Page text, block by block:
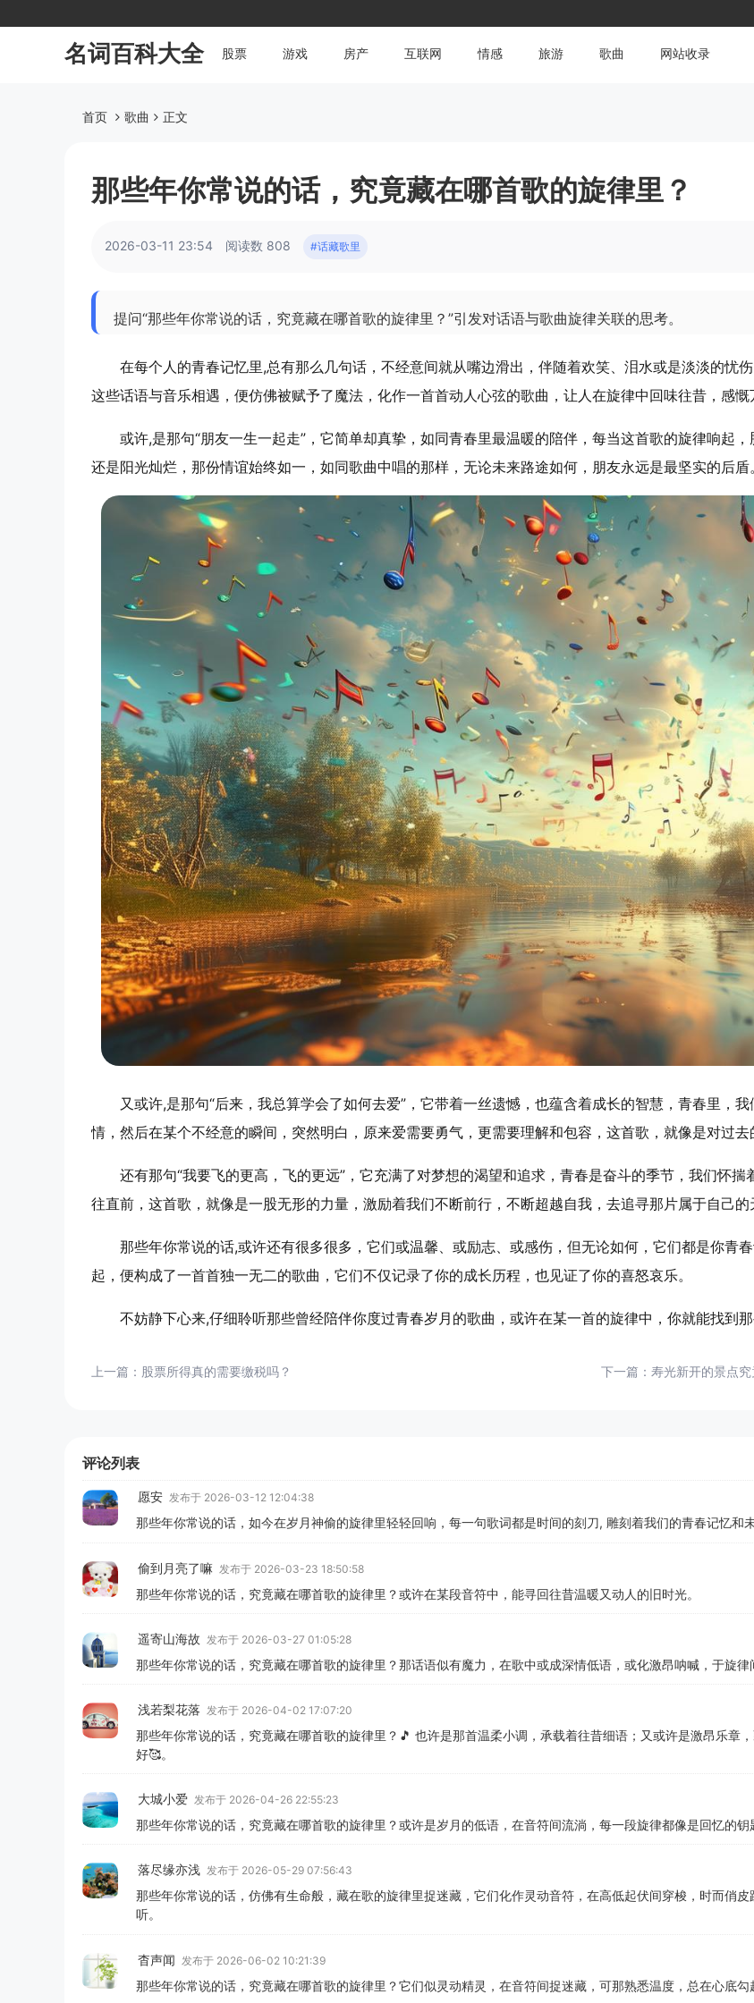
名词百科大全 股票 游戏 房产 互联网 情感 旅游 歌曲 网站收录
首页 歌曲 正文
那些年你常说的话，究竟藏在哪首歌的旋律里？
2026-03-11 23:54 阅读数 808 #话藏歌里
提问“那些年你常说的话，究竟藏在哪首歌的旋律里？”引发对话语与歌曲旋律关联的思考。
在每个人的青春记忆里,总有那么几句话，不经意间就从嘴边滑出，伴随着欢笑、泪水或是淡淡的忧
这些话语与音乐相遇，便仿佛被赋予了魔法，化作一首首动人心弦的歌曲，让人在旋律中回味往昔，感
或许,是那句“朋友一生一起走”，它简单却真挚，如同青春里最温暖的陪伴，每当这首歌的旋律响起
还是阳光灿烂，那份情谊始终如一，如同歌曲中唱的那样，无论未来路途如何，朋友永远是最坚实的后盾。
又或许,是那句“后来，我总算学会了如何去爱”，它带着一丝遗憾，也蕴含着成长的智慧，青春里，
情，然后在某个不经意的瞬间，突然明白，原来爱需要勇气，更需要理解和包容，这首歌，就像是对过去
还有那句“我要飞的更高，飞的更远”，它充满了对梦想的渴望和追求，青春是奋斗的季节，我们怀
往直前，这首歌，就像是一股无形的力量，激励着我们不断前行，不断超越自我，去追寻那片属于自己的
那些年你常说的话,或许还有很多很多，它们或温馨、或励志、或感伤，但无论如何，它们都是你青
起，便构成了一首首独一无二的歌曲，它们不仅记录了你的成长历程，也见证了你的喜怒哀乐。
不妨静下心来,仔细聆听那些曾经陪伴你度过青春岁月的歌曲，或许在某一首的旋律中，你就能找到
上一篇： 股票所得真的需要缴税吗？ 下一篇： 寿光新开的景点
评论列表
愿安 发布于 2026-03-12 12:04:38
那些年你常说的话，如今在岁月神偷的旋律里轻轻回响，每一句歌词都是时间的刻刀, 雕刻着我们的青春记忆和未
偷到月亮了嘛 发布于 2026-03-23 18:50:58
那些年你常说的话，究竟藏在哪首歌的旋律里？或许在某段音符中，能寻回往昔温暖又动人的旧时光。
遥寄山海故 发布于 2026-03-27 01:05:28
那些年你常说的话，究竟藏在哪首歌的旋律里？那话语似有魔力，在歌中或成深情低语，或化激昂呐喊，于旋律
浅若梨花落 发布于 2026-04-02 17:07:20
那些年你常说的话，究竟藏在哪首歌的旋律里？🎵 也许是那首温柔小调，承载着往昔细语；又或许是激昂乐章
好🥰。
大城小爱 发布于 2026-04-26 22:55:23
那些年你常说的话，究竟藏在哪首歌的旋律里？或许是岁月的低语，在音符间流淌，每一段旋律都像是回忆的钥
落尽缘亦浅 发布于 2026-05-29 07:56:43
那些年你常说的话，仿佛有生命般，藏在歌的旋律里捉迷藏，它们化作灵动音符，在高低起伏间穿梭，时而俏
听。
杳声闻 发布于 2026-06-02 10:21:39
那些年你常说的话，究竟藏在哪首歌的旋律里？它们似灵动精灵，在音符间捉迷藏，可那熟悉温度，总在心底勾